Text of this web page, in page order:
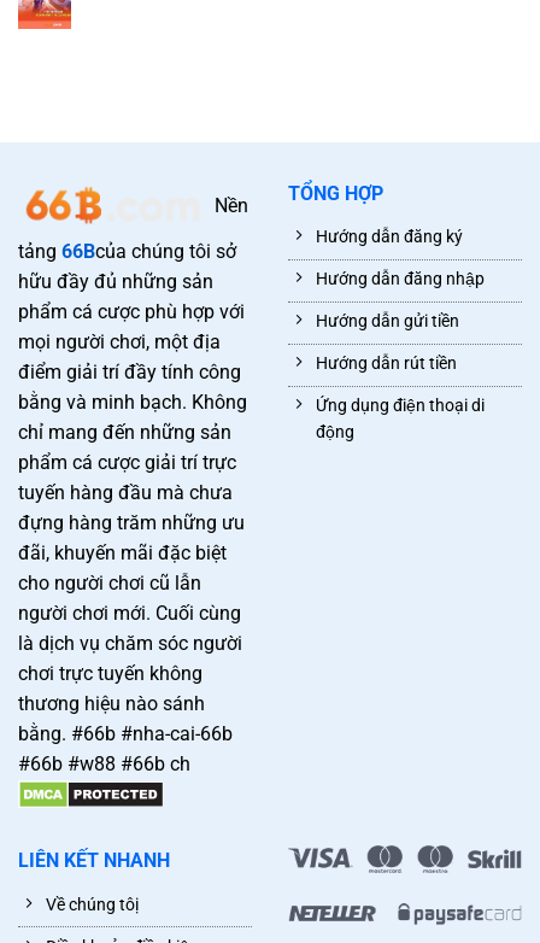
Nền
tảng 66Bcủa chúng tôi sở
hữu đầy đủ những sản
phẩm cá cược phù hợp với
mọi người chơi, một địa
điểm giải trí đầy tính công
bằng và minh bạch. Không
chỉ mang đến những sản
phẩm cá cược giải trí trực
tuyến hàng đầu mà chưa
đựng hàng trăm những ưu
đãi, khuyến mãi đặc biệt
cho người chơi cũ lẫn
người chơi mới. Cuối cùng
là dịch vụ chăm sóc người
chơi trực tuyến không
thương hiệu nào sánh
bằng. #66b #nha-cai-66b
#66b #w88 #66b ch
TỔNG HỢP
Hướng dẫn đăng ký
Hướng dẫn đăng nhập
Hướng dẫn gửi tiền
Hướng dẫn rút tiền
Ứng dụng điện thoại di
động
LIÊN KẾT NHANH
Về chúng tôị